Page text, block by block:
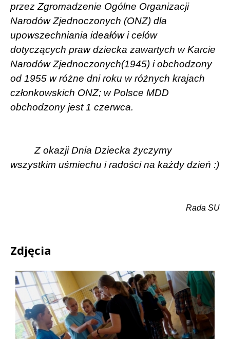
przez Zgromadzenie Ogólne Organizacji
Narodów Zjednoczonych (ONZ) dla
upowszechniania ideałów i celów
dotyczących praw dziecka zawartych wKarcie
Narodów Zjednoczonych(1945) i obchodzony
od 1955 w różne dni roku w różnych krajach
członkowskich ONZ; w Polsce MDD
obchodzony jest 1 czerwca.
Z okazji Dnia Dziecka życzymy
wszystkim uśmiechu i radości na każdy dzień :)
Rada SU
Zdjęcia